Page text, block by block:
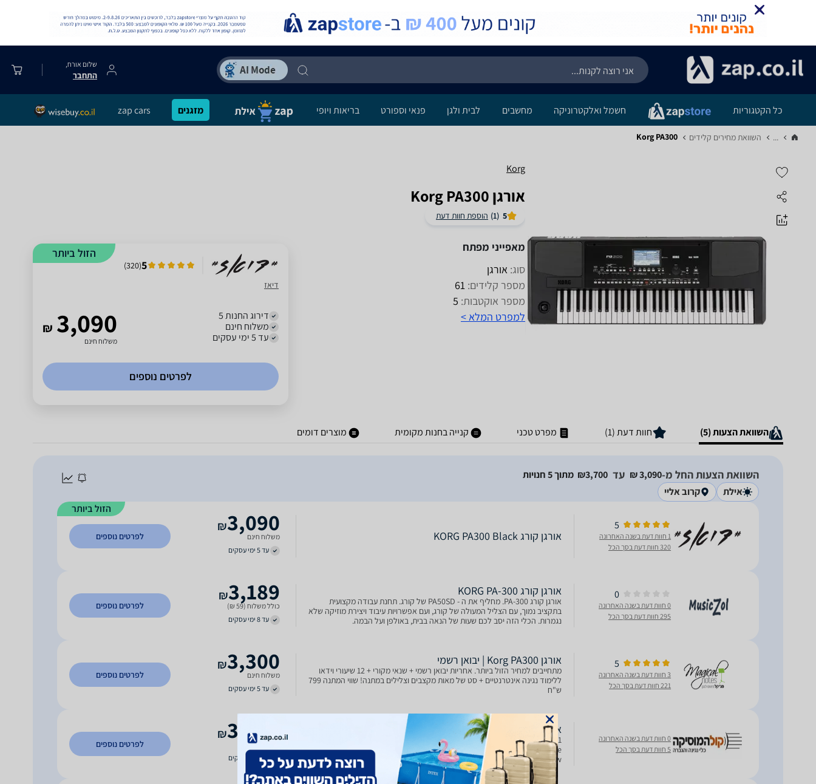
שלום אורח,
התחבר
כל הקטגוריות חשמל ואלקטרוניקה מחשבים לבית ולגן פנאי וספורט בריאות ויופי מזגנים zap cars
... השוואת מחירים קלידים‏ Korg PA300
Korg
‏אורגן Korg PA300
5
(1) הוספת חוות דעת
מאפייני מפתח
סוג: אורגן
מספר קלידים: 61
מספר אוקטבות: 5
למפרט המלא >
הזול ביותר
5
(
320
)
דיאז
דירוג החנות 5
משלוח חינם
עד 5 ימי עסקים
₪ 3,090
משלוח חינם
לפרטים נוספים
השוואת הצעות (5) חוות דעת (1) מפרט טכני קנייה בחנות מקומית מוצרים דומים
השוואת הצעות החל מ-3,090‏ ₪ עד 3,700‏₪
מתוך 5 חנויות
אילת
קרוב אליי
הזול ביותר
5
1 חוות דעת בשנה האחרונה
320 חוות דעת בסך הכל
אורגן קורג KORG PA300 Black 3,090
₪
משלוח חינם
עד 5 ימי עסקים
לפרטים נוספים
0
0 חוות דעת בשנה האחרונה
295 חוות דעת בסך הכל
אורגן קורג KORG PA-300
אורגן קורג PA-300. מחליף את ה - PA50SD של קורג. תחנת עבודה מקצועית
בתקציב נמוך, עם הצליל המעולה של קורג, ועם אפשרויות עיבוד ויצירת מוזיקה שלא
נגמרות. הכלי הזה יסב לכם שעות של הנאה בבית, באולפן ועל הבמה.
3,189
₪
כולל משלוח (59 ₪)
עד 8 ימי עסקים
לפרטים נוספים
5
3 חוות דעת בשנה האחרונה
221 חוות דעת בסך הכל
אורגן Korg PA300 | יבואן רשמי
מתחייבים למחיר הזול ביותר. אחריות יבואן רשמי + שנאי מקורי + 12 שיעורי וידאו
ללימוד נגינה אינטרנטיים + סט של מאות מקצבים וצלילים במתנה! שווי המתנה 799
ש"ח
3,300
₪
משלוח חינם
עד 5 ימי עסקים
לפרטים נוספים
0 חוות דעת בשנה האחרונה
5 חוות דעת בסך הכל
אורגן Korg Pa300
61 Velocity sensitive keys 128 Voice polyphony 3-Band EQ for each
channel RX sound technology 950 Sounds 310 Styles 1040 Available
user style memory slots MP3 player Transposer 5" TFT TouchView
colour display 16 Track backing sequencer USB-MIDI USB-Host
3,300
₪
משלוח חינם
עד 5 ימי עסקים
לפרטים נוספים